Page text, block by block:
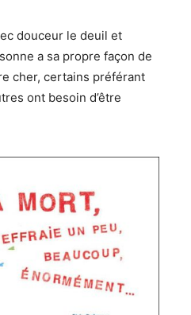
douceur le deuil et
a sa propre façon de
cher, certains préférant
ont besoin d’être